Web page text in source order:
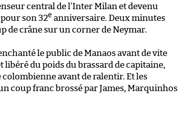
central de l’Inter Milan et devenu
pour son 32e anniversaire. Deux minutes
de crâne sur un corner de Neymar.
le public de Manaos avant de vite
libéré du poids du brassard de capitaine,
colombienne avant de ralentir. Et les
coup franc brossé par James, Marquinhos